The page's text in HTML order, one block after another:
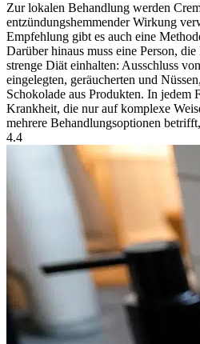
Zur lokalen Behandlung werden
entzündungshemmender Wirkung
Empfehlung gibt es auch eine
Darüber hinaus muss eine Person,
strenge Diät einhalten: Ausschluss
eingelegten, geräucherten und
Schokolade aus Produkten. In jedem
Krankheit, die nur auf komplexe
mehrere Behandlungsoptionen
4.4